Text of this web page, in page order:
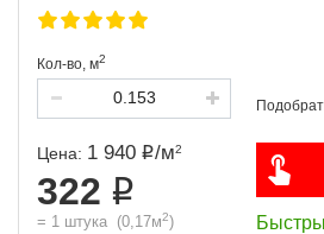
Кол-во, м2
Цена: 1 940 /м2
322
= 1 штука (0,17м2)